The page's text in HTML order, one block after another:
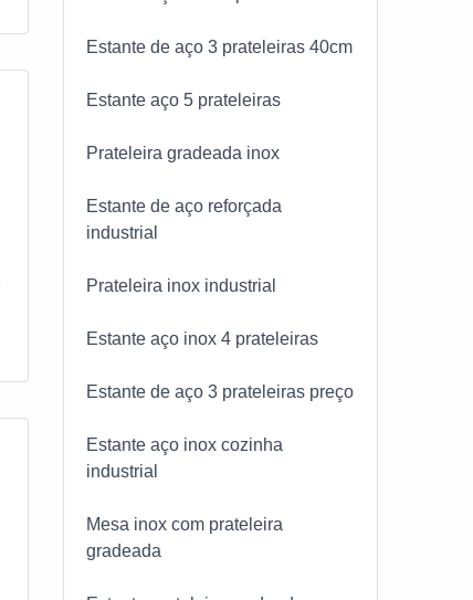
Estante de aço 3 prateleiras 40cm
Estante aço 5 prateleiras
Prateleira gradeada inox
Estante de aço reforçada
industrial
Prateleira inox industrial
Estante aço inox 4 prateleiras
Estante de aço 3 prateleiras preço
Estante aço inox cozinha
industrial
Mesa inox com prateleira
gradeada